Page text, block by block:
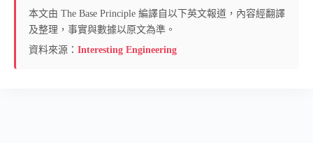
本文由 The Base Principle 編譯自以下英文報道，內容經翻譯
及整理，事實與數據以原文為準。
資料來源： Interesting Engineering